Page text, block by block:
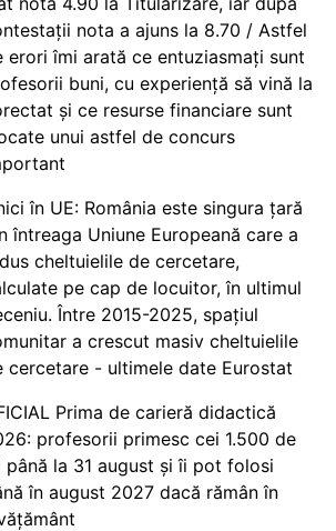
nota a ajuns la 8.70 / Astfel
erori îmi arată ce entuziasmați sunt
buni, cu experiență să vină la
și ce resurse financiare sunt
unui astfel de concurs
în UE: România este singura țară
întreaga Uniune Europeană care a
cheltuielile de cercetare,
pe cap de locuitor, în ultimul
Între 2015-2025, spațiul
a crescut masiv cheltuielile
cercetare - ultimele date Eurostat
Prima de carieră didactică
profesorii primesc cei 1.500 de
până la 31 august și îi pot folosi
în august 2027 dacă rămân în